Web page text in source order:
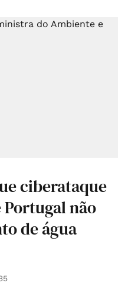
ciberataque
Portugal não
de água